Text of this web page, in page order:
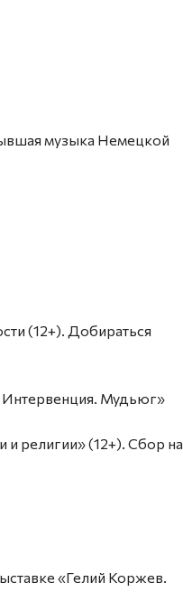
музыка Немецкой
(12+). Добираться
Интервенция. Мудьюг»
и религии» (12+). Сбор на
«Гелий Коржев.